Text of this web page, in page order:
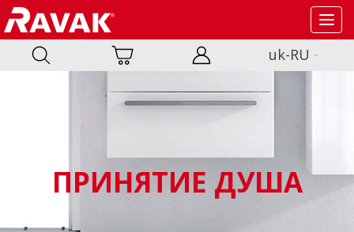
uk-RU
ПРИНЯТИЕ ДУША